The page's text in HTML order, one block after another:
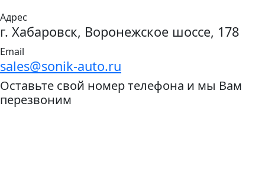
Адрес
г. Хабаровск, Воронежское шоссе, 178
Email
sales@sonik-auto.ru
Оставьте свой номер телефона и мы Вам
перезвоним